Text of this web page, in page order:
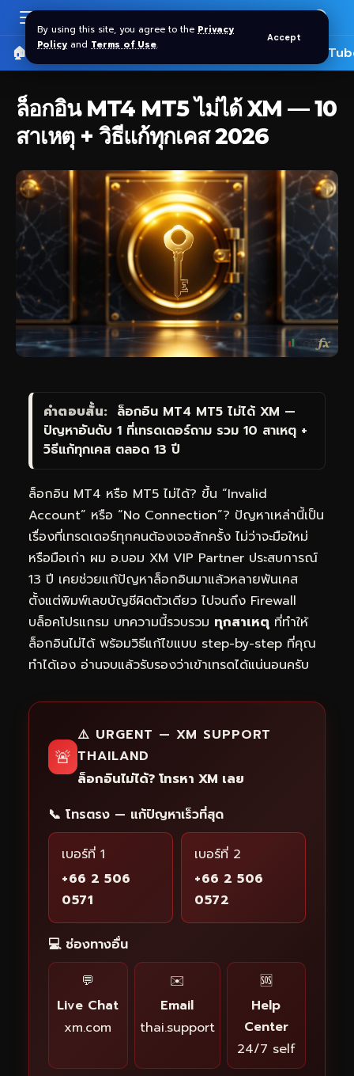
By using this site, you agree to the Privacy
Policy and Terms of Use.
Accept
🏠 หน้าแรก ราคาทอง SPDR 🎬
ล็อกอิน MT4 MT5 ไม่ได้ XM — 10
สาเหตุ + วิธีแก้ทุกเคส 2026
คำตอบสั้น: ล็อกอิน MT4 MT5 ไม่ได้ XM —
ปัญหาอันดับ 1 ที่เทรดเดอร์ถาม รวม 10 สาเหตุ +
วิธีแก้ทุกเคส ตลอด 13 ปี
ล็อกอิน MT4 หรือ MT5 ไม่ได้? ขึ้น “Invalid
Account” หรือ “No Connection”? ปัญหาเหล่านี้เป็น
เรื่องที่เทรดเดอร์ทุกคนต้องเจอสักครั้ง ไม่ว่าจะมือใหม่
หรือมือเก่า ผม อ.บอม XM VIP Partner ประสบการณ์
13 ปี เคยช่วยแก้ปัญหาล็อกอินมาแล้วหลายพันเคส
ตั้งแต่พิมพ์เลขบัญชีผิดตัวเดียว ไปจนถึง Firewall
บล็อคโปรแกรม บทความนี้รวบรวม ทุกสาเหตุ ที่ทำให้
ล็อกอินไม่ได้ พร้อมวิธีแก้ไขแบบ step-by-step ที่คุณ
ทำได้เอง อ่านจบแล้วรับรองว่าเข้าเทรดได้แน่นอนครับ
🚨
⚠️ URGENT — XM SUPPORT
THAILAND
ล็อกอินไม่ได้? โทรหา XM เลย
📞 โทรตรง — แก้ปัญหาเร็วที่สุด
เบอร์ที่ 1
+66 2 506
0571
เบอร์ที่ 2
+66 2 506
0572
💻 ช่องทางอื่น
💬
Live Chat
xm.com
✉️
Email
thai.support
🆘
Help
Center
24/7 self